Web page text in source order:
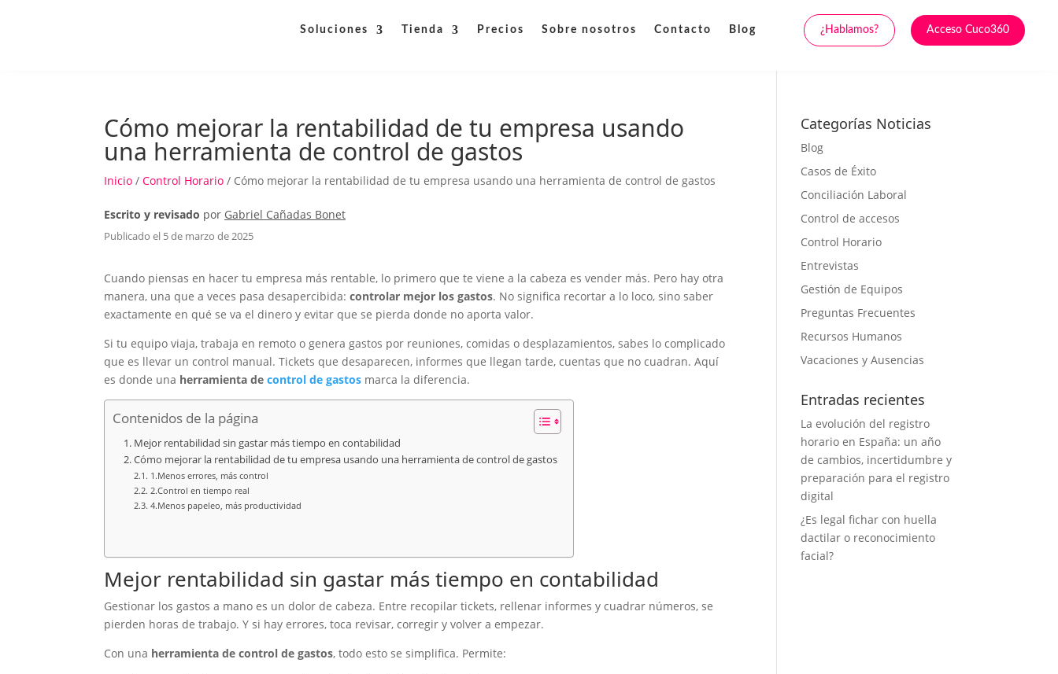
Soluciones Tienda Precios Sobre nosotros Contacto Blog ¿Hablamos? Acceso Cuco360
Cómo mejorar la rentabilidad de tu empresa usando
una herramienta de control de gastos
Inicio / Control Horario / Cómo mejorar la rentabilidad de tu empresa usando una herramienta de control de gastos
Escrito y revisado por Gabriel Cañadas Bonet
Publicado el 5 de marzo de 2025
Cuando piensas en hacer tu empresa más rentable, lo primero que te viene a la cabeza es vender más. Pero hay otra
manera, una que a veces pasa desapercibida: controlar mejor los gastos. No significa recortar a lo loco, sino saber
exactamente en qué se va el dinero y evitar que se pierda donde no aporta valor.
Si tu equipo viaja, trabaja en remoto o genera gastos por reuniones, comidas o desplazamientos, sabes lo complicado
que es llevar un control manual. Tickets que desaparecen, informes que llegan tarde, cuentas que no cuadran. Aquí
es donde una herramienta de control de gastos marca la diferencia.
Contenidos de la página
Mejor rentabilidad sin gastar más tiempo en contabilidad
Cómo mejorar la rentabilidad de tu empresa usando una herramienta de control de gastos
1.Menos errores, más control
2.Control en tiempo real
4.Menos papeleo, más productividad
Mejor rentabilidad sin gastar más tiempo en contabilidad
Gestionar los gastos a mano es un dolor de cabeza. Entre recopilar tickets, rellenar informes y cuadrar números, se
pierden horas de trabajo. Y si hay errores, toca revisar, corregir y volver a empezar.
Con una herramienta de control de gastos, todo esto se simplifica. Permite:
Categorías Noticias
Blog
Casos de Éxito
Conciliación Laboral
Control de accesos
Control Horario
Entrevistas
Gestión de Equipos
Preguntas Frecuentes
Recursos Humanos
Vacaciones y Ausencias
Entradas recientes
La evolución del registro
horario en España: un año
de cambios, incertidumbre y
preparación para el registro
digital
¿Es legal fichar con huella
dactilar o reconocimiento
facial?